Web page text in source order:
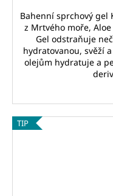
Bahenní sprchový gel
z Mrtvého moře,
Gel odstraňuje
hydratovanou, svěží
olejům hydratuje a
TIP